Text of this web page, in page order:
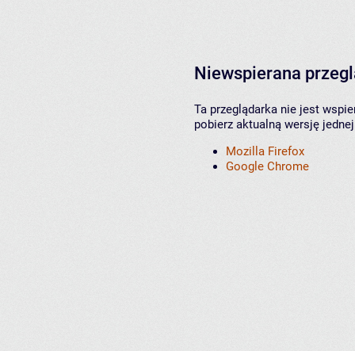
Niewspierana
Ta przeglądarka nie jest
pobierz aktualną wersję
Mozilla Firefox
Google Chrome